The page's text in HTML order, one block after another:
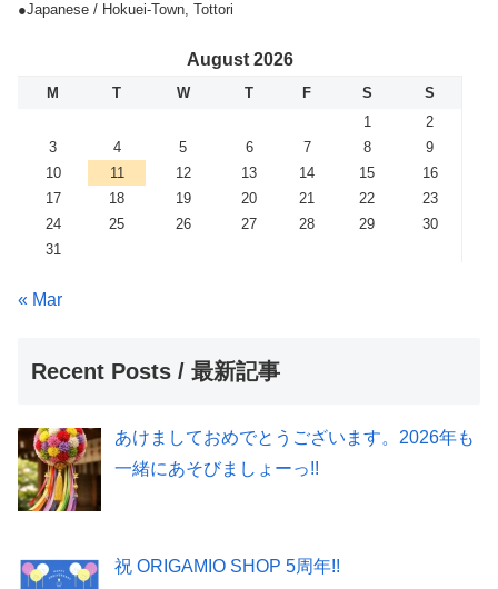
●Japanese / Hokuei-Town, Tottori
August 2026
M T W T F S
S
1
2
3
4 5 6 7 8
9
10
11 12 13 14 15
16
17
18 19 20 21 22
23
24
25 26 27 28 29
30
31
« Mar
Recent Posts / 最新記事
あけましておめでとうございます。2026年も
一緒にあそびましょーっ!!
祝 ORIGAMIO SHOP 5周年!!